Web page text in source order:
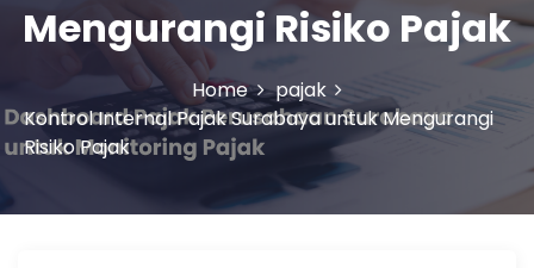
Mengurangi Risiko Pajak
Home
pajak
Kontrol Internal Pajak Surabaya untuk Mengurangi
Risiko Pajak